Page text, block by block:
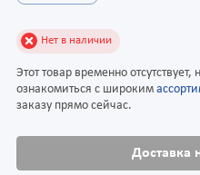
Нет в наличии
Этот товар временно
ознакомиться с широким
заказу прямо сейчас.
Доставка